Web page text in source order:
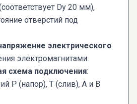
Dy 20 мм),
отверстий под
электрического
электромагнитами.
схема подключения:
P (напор), T (слив), A и B